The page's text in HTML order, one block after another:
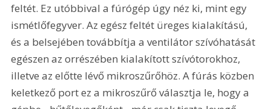
feltét. Ez utóbbival a fúrógép úgy néz ki, mint egy
ismétlőfegyver. Az egész feltét üreges kialakítású,
és a belsejében továbbítja a ventilátor szívóhatását
egészen az orrészében kialakított szívótorokhoz,
illetve az előtte lévő mikroszűrőhöz. A fúrás közben
keletkező port ez a mikroszűrő választja le, hogy a